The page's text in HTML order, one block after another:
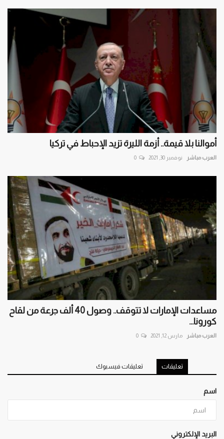
أموالنا بلا قيمة.. أزمة الليرة تزيد الإحباط في تركيا
العرب مباشر نوفمبر 30, 2021 0
مساعدات الإمارات لا تتوقف.. وصول 40 ألف جرعة من لقاح
كورونا...
العرب مباشر مارس 12, 2021 0
تعليقات تعليقات فيسبوك
اسم
البريد الإلكتروني